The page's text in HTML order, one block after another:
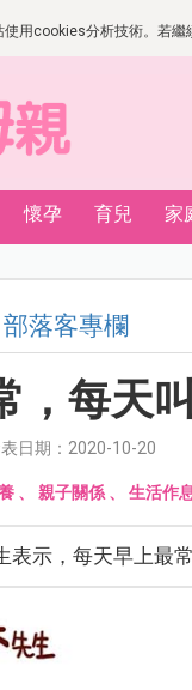
用cookies分析技術。若
懷孕 育兒 家
部落客專欄
，每天
日期：2020-10-20
、 親子關係、 生活作
表示，每天早上最